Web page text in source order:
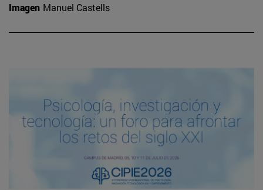
Imagen Manuel Castells